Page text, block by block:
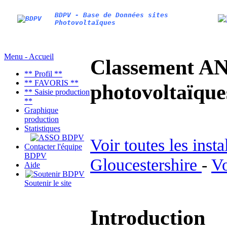
BDPV - Base de Données sites
Photovoltaïques
Menu - Accueil
** Profil **
** FAVORIS **
** Saisie production
**
Graphique
production
Statistiques
Contacter l'équipe
BDPV
Aide
Soutenir le site
Classement
Voir toutes les
Gloucestershire -
Introduction